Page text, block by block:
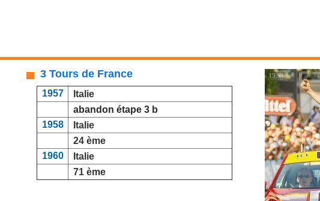
3 Tours de France
1957
Italie
abandon étape 3 b
1958
Italie
24 ème
1960
Italie
71 ème